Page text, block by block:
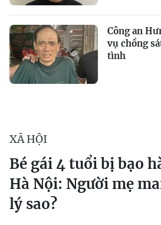
Công an
vụ chồng
tình
XÃ HỘI
Bé gái 4 tuổi bị bạo
Hà Nội: Người mẹ
lý sao?